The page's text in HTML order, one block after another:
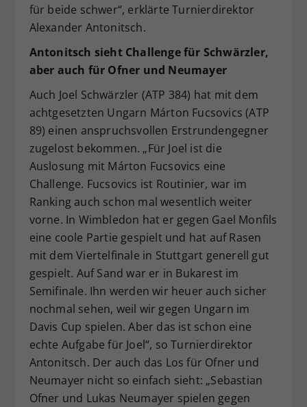
für beide schwer“, erklärte Turnierdirektor
Alexander Antonitsch.
Antonitsch sieht Challenge für Schwärzler,
aber auch für Ofner und Neumayer
Auch Joel Schwärzler (ATP 384) hat mit dem
achtgesetzten Ungarn Márton Fucsovics (ATP
89) einen anspruchsvollen Erstrundengegner
zugelost bekommen. „Für Joel ist die
Auslosung mit Márton Fucsovics eine
Challenge. Fucsovics ist Routinier, war im
Ranking auch schon mal wesentlich weiter
vorne. In Wimbledon hat er gegen Gael Monfils
eine coole Partie gespielt und hat auf Rasen
mit dem Viertelfinale in Stuttgart generell gut
gespielt. Auf Sand war er in Bukarest im
Semifinale. Ihn werden wir heuer auch sicher
nochmal sehen, weil wir gegen Ungarn im
Davis Cup spielen. Aber das ist schon eine
echte Aufgabe für Joel“, so Turnierdirektor
Antonitsch. Der auch das Los für Ofner und
Neumayer nicht so einfach sieht: „Sebastian
Ofner und Lukas Neumayer spielen gegen